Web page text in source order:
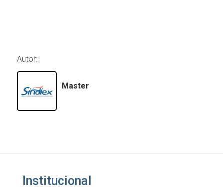
Autor:
Master
Institucional